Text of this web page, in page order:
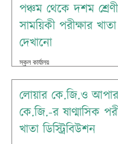
পঞ্চম থেকে দশম
সাময়িকী পরীক্ষার খাতা
দেখানো
স্কুল কার্যালয়
লোয়ার কে.জি.ও আপার
কে.জি.-র ষাণ্মাসিক
খাতা ডিস্ট্রিবিউশন